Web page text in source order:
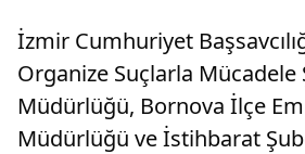
İzmir Cumhuriyet
Organize Suçlarla Mücadele
Müdürlüğü, Bornova İlçe
Müdürlüğü ve İstihbarat